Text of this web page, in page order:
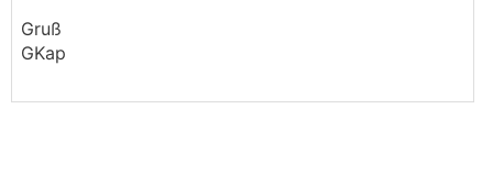
Gruß
GKap